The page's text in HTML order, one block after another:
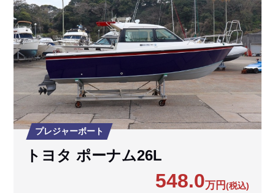
プレジャーボート
トヨタ ポーナム26L
548.0万円(税込)